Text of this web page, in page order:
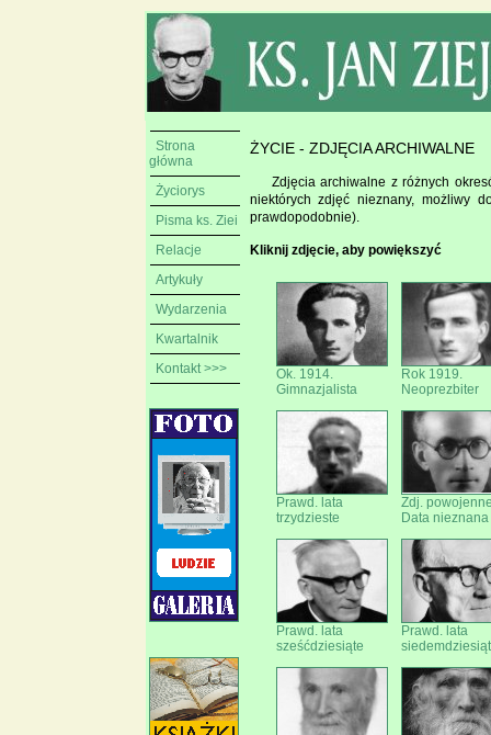
Strona
główna
Życiorys
Pisma ks. Ziei
Relacje
Artykuły
Wydarzenia
Kwartalnik
Kontakt >>>
ŻYCIE - ZDJĘCIA ARCHIWALNE
Zdjęcia archiwalne z różnych
niektórych zdjęć nieznany, możliwy
prawdopodobnie).
Kliknij zdjęcie, aby powiększyć
Ok. 1914.
Gimnazjalista
Rok 1919.
Neoprezbiter
Prawd. lata
trzydzieste
Zdj.
Data nieznana
Prawd. lata
sześćdziesiąte
Prawd. lata